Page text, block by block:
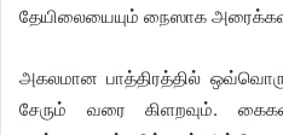
தேயிலையையும் நைஸாக
அகலமான பாத்திரத்தில்
சேரும் வரை கிளறவும்.